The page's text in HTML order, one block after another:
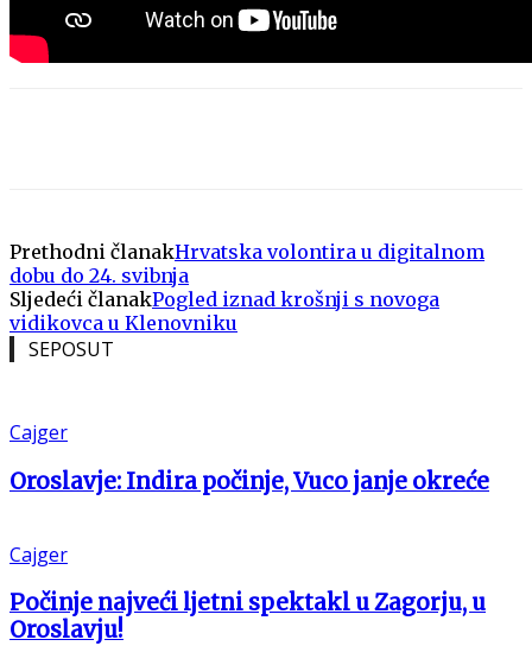
Prethodni članakHrvatska volontira u digitalnom
dobu do 24. svibnja
Sljedeći članakPogled iznad krošnji s novoga
vidikovca u Klenovniku
SEPOSUT
Cajger
Oroslavje: Indira počinje, Vuco janje okreće
Cajger
Počinje najveći ljetni spektakl u Zagorju, u
Oroslavju!